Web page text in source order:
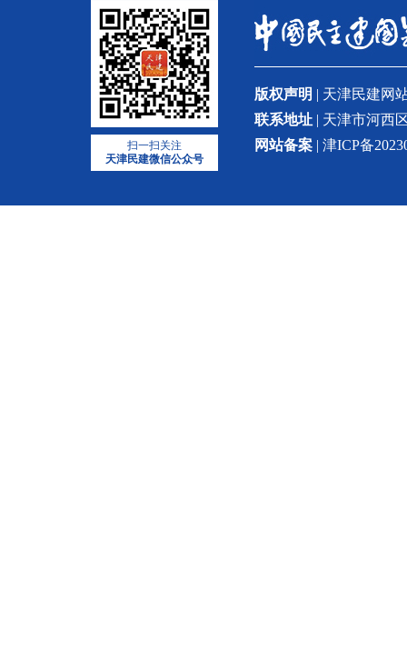
扫一扫关注
天津民建微信公众号
版权声明 | 天津民建网
联系地址 | 天津市河西
网站备案 | 津ICP备